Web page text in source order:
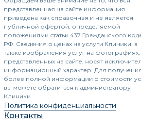
представленная на сайте информация
приведена как справочная и не является
публичной офертой, определяемой
положениями статьи 437 Гражданского
РФ. Сведения о ценах на услуги Клиники, а
также изображения услуг на фотографиях,
представленных на сайте, носят
информационный характер. Для
более полной информации о стоимости
вы можете обратиться к администратору
Клиники
Политика конфиденциальности
Контакты